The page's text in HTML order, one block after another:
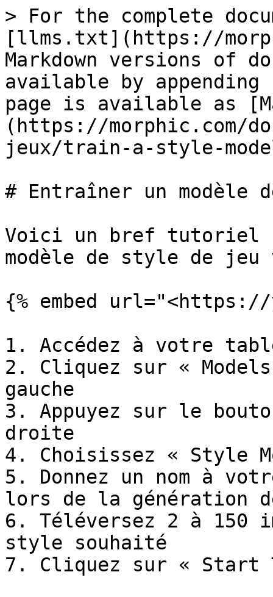
> For the complete
[llms.txt](https://
Markdown versions of
available by
page is available as
(https://morphic.com/
jeux/train-a-style-
# Entraîner un modèle
Voici un bref tutoriel
modèle de style de
{% embed url="<https://
1. Accédez à votre
2. Cliquez sur «
gauche
3. Appuyez sur le
droite
4. Choisissez « Style
5. Donnez un nom à
lors de la génération
6. Téléversez 2 à 150
style souhaité
7. Cliquez sur « Start